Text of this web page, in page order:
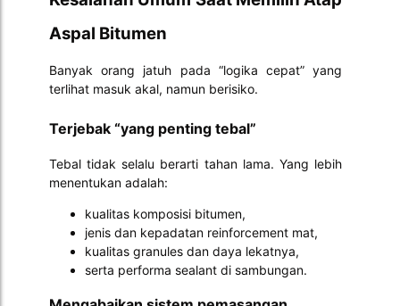
Aspal Bitumen
Banyak orang jatuh pada “logika cepat” yang
terlihat masuk akal, namun berisiko.
Terjebak “yang penting tebal”
Tebal tidak selalu berarti tahan lama. Yang lebih
menentukan adalah:
kualitas komposisi bitumen,
jenis dan kepadatan reinforcement mat,
kualitas granules dan daya lekatnya,
serta performa sealant di sambungan.